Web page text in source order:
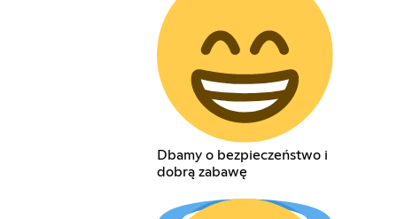
Dbamy o bezpieczeństwo i
dobrą zabawę